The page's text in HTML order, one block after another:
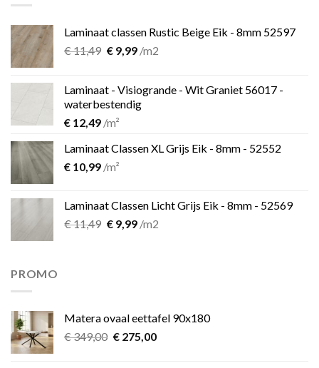
Laminaat classen Rustic Beige Eik - 8mm 52597
€11,49 Oorspronkelijke
€ 11,49.
€9,99Huidige
€ 9,99.
/m2
Laminaat - Visiogrande - Wit Graniet 56017 -
waterbestendig
€ 12,49 /m²
Laminaat Classen XL Grijs Eik - 8mm - 52552
€ 10,99 /m²
Laminaat Classen Licht Grijs Eik - 8mm - 52569
€11,49 Oorspronkelijke
€9,99Huidige
/m2
PROMO
Matera ovaal eettafel 90x180
€349,00 Oorspronkelijke
€275,00Huidige